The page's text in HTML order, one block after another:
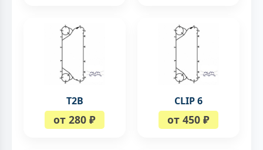
T2B
от 280 ₽
CLIP 6
от 450 ₽